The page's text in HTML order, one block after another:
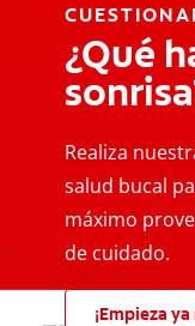
¿Qué
Realiza
salud bucal
máximo
de cuidado.
¡Empieza